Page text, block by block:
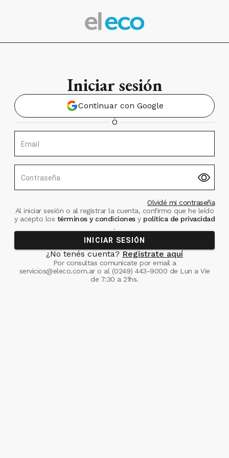
Iniciar sesión
Continuar con Google
Ó
Email
Contraseña
Olvidé mi contraseña
Al iniciar sesión o al registrar la cuenta, confirmo que he leído
y acepto los términos y condiciones ypolítica de privacidad
.
INICIAR SESIÓN
¿No tenés cuenta? Registrate aquí
Por consultas comunicate por email a
servicios@eleco.com.aro al (0249) 443-9000 de Lun a Vie
de 7:30 a 21hs.